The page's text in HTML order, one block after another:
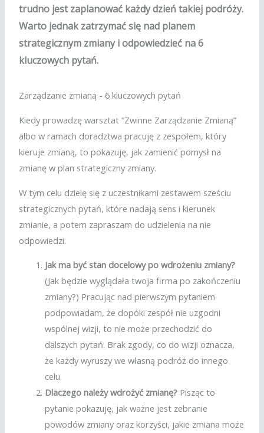
trudno jest zaplanować każdy dzień takiej podróży.
Warto jednak zatrzymać się nad planem
strategicznym zmiany i odpowiedzieć na 6
kluczowych pytań.
Zarządzanie zmianą - 6 kluczowych pytań
Kiedy prowadzę warsztat “Zwinne Zarządzanie Zmianą”
albo w ramach doradztwa pracuję z zespołem, który
kieruje zmianą, to pokazuję, jak zamienić pomysł na
zmianę w plan strategiczny zmiany.
W tym celu dzielę się z uczestnikami zestawem sześciu
strategicznych pytań, które nadają sens i kierunek
zmianie, a potem zapraszam do udzielenia na nie
odpowiedzi.
Jak ma być stan docelowy po wdrożeniu zmiany?
(Jak będzie wyglądała twoja firma po zakończeniu
zmiany?) Pracując nad pierwszym pytaniem
podpowiadam, że dopóki zespół nie uzgodni
wspólnej wizji, to nie może przechodzić do
dalszych pytań. Brak zgody, co do wizji oznacza,
że każdy wyruszy we własną podróż do innego
celu.
Dlaczego należy wdrożyć zmianę? Pisząc to
pytanie pokazuję, jak ważne jest zebranie
powodów zmiany oraz korzyści, jakie zmiana może